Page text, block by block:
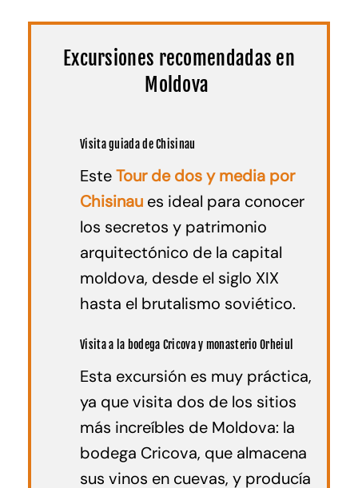
Excursiones recomendadas en
Moldova
Visita guiada de Chisinau
EsteTour de dos y media por
Chisinau es ideal para conocer
los secretos y patrimonio
arquitectónico de la capital
moldova, desde el siglo XIX
hasta el brutalismo soviético.
Visita a la bodega Cricova y monasterio Orheiul
Esta excursión es muy práctica,
ya que visita dos de los sitios
más increíbles de Moldova: la
bodega Cricova, que almacena
sus vinos en cuevas, y producía